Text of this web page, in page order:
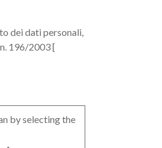
dei dati personali,
196/2003 [
by selecting the